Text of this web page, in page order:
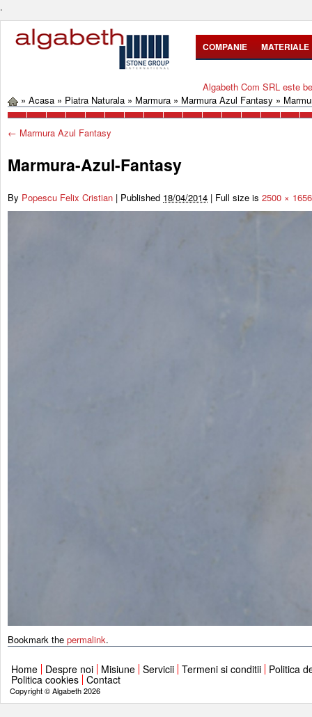
.
COMPANIE MATERIALE
Algabeth Com SRL este
» Acasa » Piatra Naturala » Marmura » Marmura Azul Fantasy »
← Marmura Azul Fantasy
Marmura-Azul-Fantasy
By Popescu Felix Cristian | Published 18/04/2014 | Full size is 2500 × 1656
Bookmark the permalink.
Home Despre noi Misiune Servicii Termeni si conditii Politica
Politica cookies Contact
Copyright © Algabeth 2026